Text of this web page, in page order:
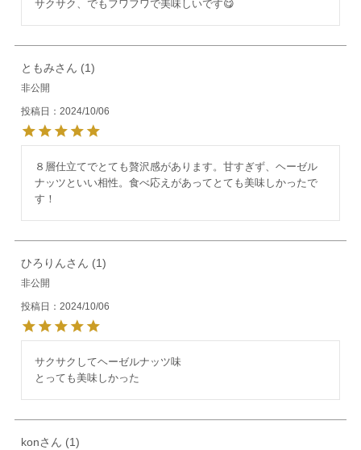
サクサク、でもフワフワで美味しいです😋
ともみ 1
非公開
投稿日 2024/10/06
８層仕立てでとても贅沢感があります。甘すぎず、ヘーゼル
ナッツといい相性。食べ応えがあってとても美味しかったで
す！
ひろりん 1
非公開
投稿日 2024/10/06
サクサクしてヘーゼルナッツ味
とっても美味しかった
kon 1